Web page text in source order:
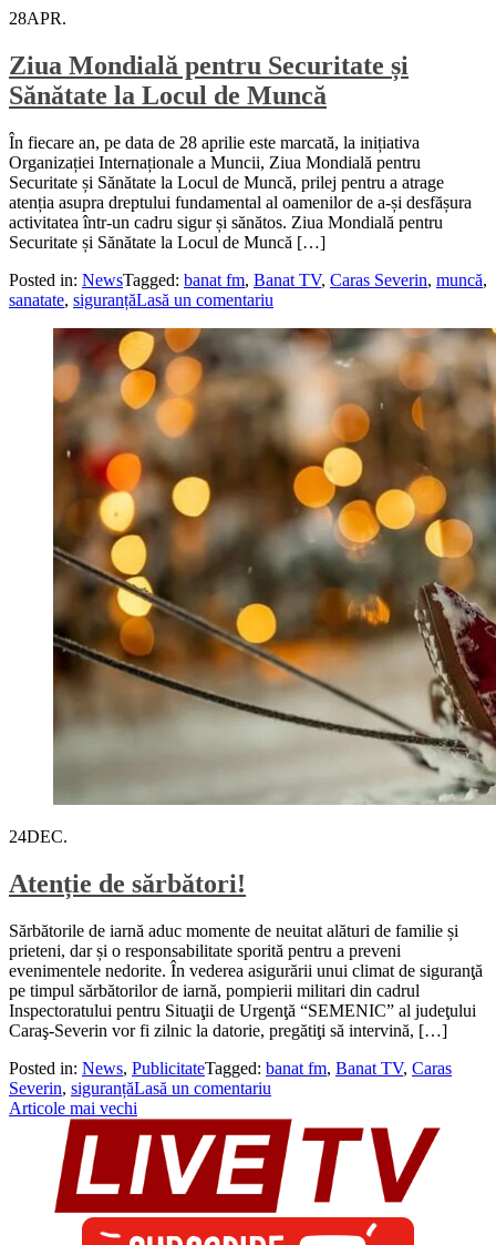
28APR.
Ziua Mondială pentru Securitate și
Sănătate la Locul de Muncă
În fiecare an, pe data de 28 aprilie este marcată, la inițiativa
Organizației Internaționale a Muncii, Ziua Mondială pentru
Securitate și Sănătate la Locul de Muncă, prilej pentru a atrage
atenția asupra dreptului fundamental al oamenilor de a-și desfășura
activitatea într-un cadru sigur și sănătos. Ziua Mondială pentru
Securitate și Sănătate la Locul de Muncă […]
Posted in: NewsTagged: banat fm, Banat TV, Caras Severin, muncă,
sanatate, siguranțăLasă un comentariu
24DEC.
Atenție de sărbători!
Sărbătorile de iarnă aduc momente de neuitat alături de familie și
prieteni, dar și o responsabilitate sporită pentru a preveni
evenimentele nedorite. În vederea asigurării unui climat de siguranţă
pe timpul sărbătorilor de iarnă, pompierii militari din cadrul
Inspectoratului pentru Situaţii de Urgenţă “SEMENIC” al judeţului
Caraş-Severin vor fi zilnic la datorie, pregătiţi să intervină, […]
Posted in: News, PublicitateTagged: banat fm, Banat TV, Caras
Severin, siguranțăLasă un comentariu
Navigare
articole
Articole mai vechi